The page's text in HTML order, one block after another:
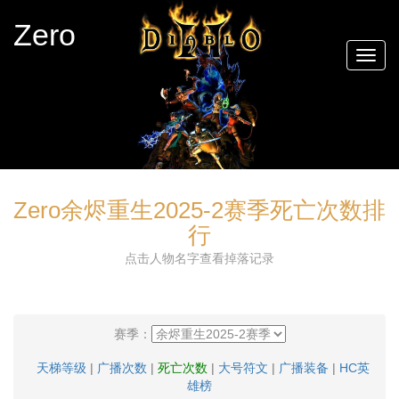
Zero
Zero余烬重生2025-2赛季死亡次数排
行
点击人物名字查看掉落记录
赛季：
天梯等级 | 广播次数 | 死亡次数 | 大号符文 | 广播装备 | HC英
雄榜